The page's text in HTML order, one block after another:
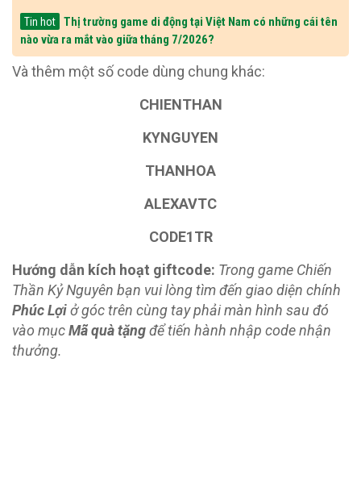
Tin hot
Thị trường game di động tại Việt Nam có những cái tên
nào vừa ra mắt vào giữa tháng 7/2026?
Và thêm một số code dùng chung khác:
CHIENTHAN
KYNGUYEN
THANHOA
ALEXAVTC
CODE1TR
Hướng dẫn kích hoạt giftcode: Trong game Chiến
Thần Kỷ Nguyên bạn vui lòng tìm đến giao diện chính
Phúc Lợiở góc trên cùng tay phải màn hình sau đó
vào mụcMã quà tặngđể tiến hành nhập code nhận
thưởng.